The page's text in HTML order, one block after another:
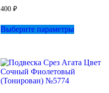
400 ₽
Выберите параметрытовар
Опции
можно